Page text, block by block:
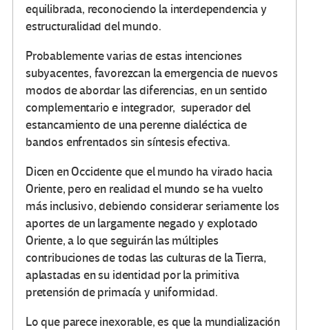
equilibrada, reconociendo la interdependencia y
estructuralidad del mundo.
Probablemente varias de estas intenciones
subyacentes, favorezcan la emergencia de nuevos
modos de abordar las diferencias, en un sentido
complementario e integrador, superador del
estancamiento de una perenne dialéctica de
bandos enfrentados sin síntesis efectiva.
Dicen en Occidente que el mundo ha virado hacia
Oriente, pero en realidad el mundo se ha vuelto
más inclusivo, debiendo considerar seriamente los
aportes de un largamente negado y explotado
Oriente, a lo que seguirán las múltiples
contribuciones de todas las culturas de la Tierra,
aplastadas en su identidad por la primitiva
pretensión de primacía y uniformidad.
Lo que parece inexorable, es que la mundialización